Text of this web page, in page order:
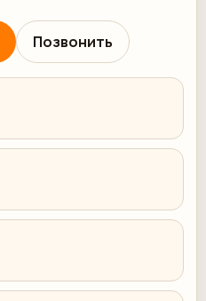
Позвонить